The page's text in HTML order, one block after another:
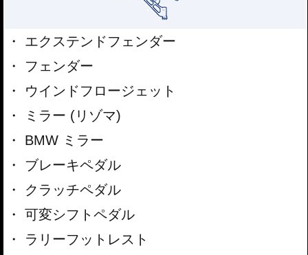
エクステンドフェンダー
フェンダー
ウインドフロージェット
ミラー (リゾマ)
BMW ミラー
ブレーキペダル
クラッチペダル
可変シフトペダル
ラリーフットレスト